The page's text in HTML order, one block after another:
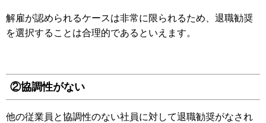
解雇が認められるケースは非常に限られるため、退職勧奨
を選択することは合理的であるといえます。
②協調性がない
他の従業員と協調性のない社員に対して退職勧奨がなされ